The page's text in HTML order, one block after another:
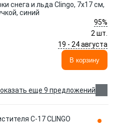
снега и льда Clingo, 7х17 см,
синий
95%
2 шт.
19 - 24 августа
В корзину
еще 9 предложений
C-17 CLINGO